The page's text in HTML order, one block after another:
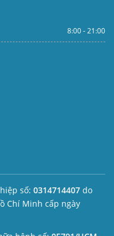
8:00 - 21:00
số: 0314714407 do
Chí Minh cấp ngày